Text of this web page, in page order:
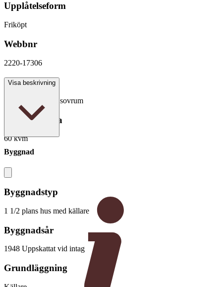
Upplåtelseform
Friköpt
Webbnr
2220-17306
Antal rum
3 rum varav 2 - 3 sovrum
Boarea/Biarea
60 kvm
Visa beskrivning
Byggnad
Byggnadstyp
1 1/2 plans hus med källare
Byggnadsår
1948 Uppskattat vid intag
Grundläggning